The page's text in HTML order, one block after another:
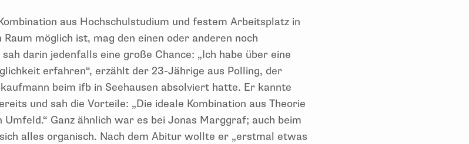
aus Hochschulstudium und festem Arbeitsplatz in
möglich ist, mag den einen oder anderen noch
darin jedenfalls eine große Chance: „Ich habe über eine
erfahren“, erzählt der 23-Jährige aus Polling, der
beim ifb in Seehausen absolviert hatte. Er kannte
und sah die Vorteile: „Die ideale Kombination aus Theorie
Ganz ähnlich war es bei Jonas Marggraf; auch beim
alles organisch. Nach dem Abitur wollte er „erstmal etwas